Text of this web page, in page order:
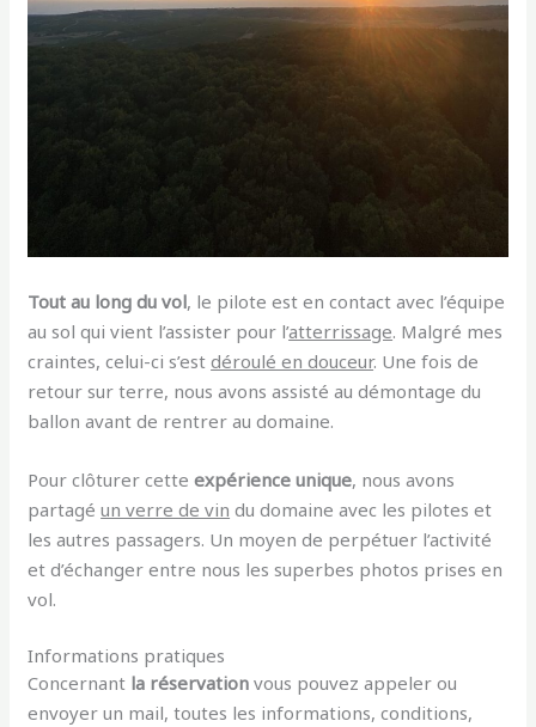
Tout au long du vol, le pilote est en contact avec l’équipe
au sol qui vient l’assister pour l’atterrissage. Malgré mes
craintes, celui-ci s’estdéroulé en douceur. Une fois de
retour sur terre, nous avons assisté au démontage du
ballon avant de rentrer au domaine.
Pour clôturer cetteexpérience unique, nous avons
partagéun verre de vin du domaine avec les pilotes et
les autres passagers. Un moyen de perpétuer l’activité
et d’échanger entre nous les superbes photos prises en
vol.
Informations pratiques
Concernant la réservation vous pouvez appeler ou
envoyer un mail, toutes les informations, conditions,